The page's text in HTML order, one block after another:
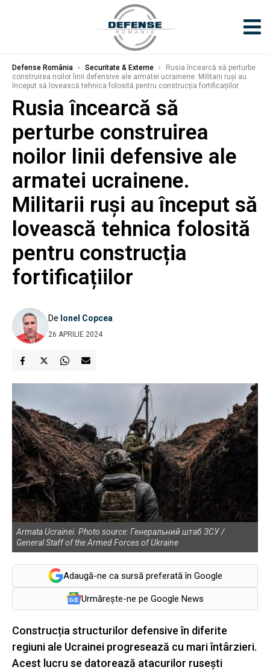
Defense România › Securitate & Externe ›
Rusia încearcă să perturbe
construirea noilor linii defensive ale armatei ucrainene. Militarii ruși au
început să lovească tehnica folosită pentru construcția fortificațiilor
Rusia încearcă să
perturbe construirea
noilor linii defensive ale
armatei ucrainene.
Militarii ruși au început să
lovească tehnica folosită
pentru construcția
fortificațiilor
De Ionel Copcea
26 APRILIE 2024
Armata Ucrainei. Photo source: Генеральний штаб ЗСУ /
General Staff of the Armed Forces of Ukraine
Adaugă-ne ca sursă preferată în Google
Urmărește-ne pe Google News
Construcția structurilor defensive în diferite
regiuni ale Ucrainei progresează cu mari întârzieri.
Acest lucru se datorează atacurilor rusești